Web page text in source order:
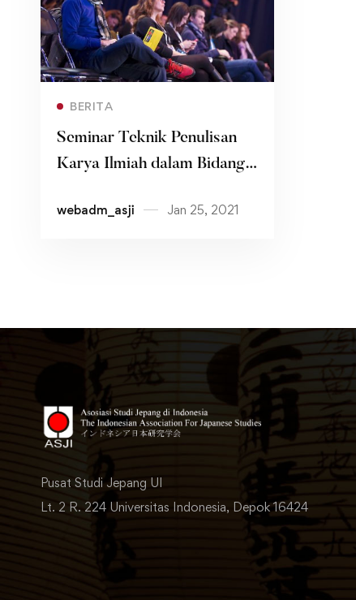
BERITA
Seminar Teknik Penulisan
Karya Ilmiah dalam Bidang
Masyarakat/Budaya Jepang
webadm_asji Jan 25, 2021
Pusat Studi Jepang UI
Lt. 2 R. 224 Universitas Indonesia, Depok 16424